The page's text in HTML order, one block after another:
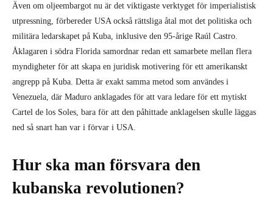
Även om oljeembargot nu är det viktigaste verktyget för imperialistisk
utpressning, förbereder USA också rättsliga åtal mot det politiska och
militära ledarskapet på Kuba, inklusive den 95-årige Raúl Castro.
Åklagaren i södra Florida samordnar redan ett samarbete mellan flera
myndigheter för att skapa en juridisk motivering för ett amerikanskt
angrepp på Kuba. Detta är exakt samma metod som användes i
Venezuela, där Maduro anklagades för att vara ledare för ett mytiskt
Cartel de los Soles, bara för att den påhittade anklagelsen skulle läggas
ned så snart han var i förvar i USA.
Hur ska man försvara den
kubanska revolutionen?